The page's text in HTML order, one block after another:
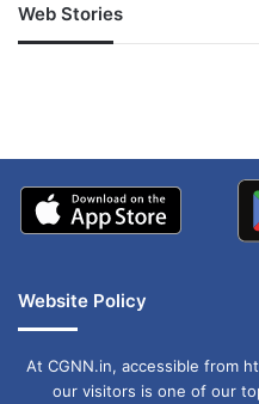
Web Stories
जम्मू-कश्मीर में बारिश से
अपडेट
Website Policy
At CGNN.in, accessible from
our visitors is one of our